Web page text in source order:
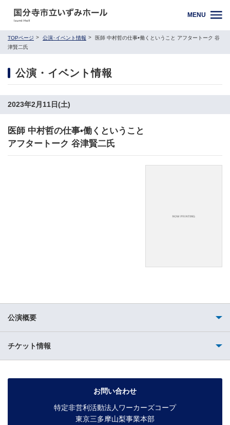
MENU
TOPページ 公演･イベント情報
医師 中村哲の仕事•働くということ アフタートーク 谷
津賢二氏
公演・イベント情報
2023年2月11日(土)
医師 中村哲の仕事•働くということ
アフタートーク 谷津賢二氏
公演概要
チケット情報
お問い合わせ
特定非営利活動法人ワーカーズコープ
東京三多摩山梨事業本部